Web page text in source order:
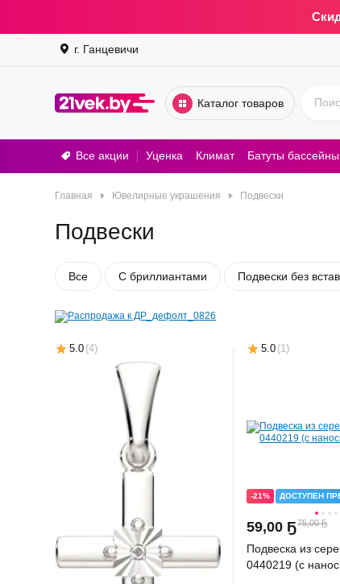
г. Ганцевичи
Каталог товаров
Все акции Уценка Климат Батуты бассейны
Подвески
Ювелирные украшения
Главная
Подвески
Все С бриллиантами Подвески без
5.0 (4) 5.0 (1)
-21% ДОСТУПЕН
59,00 Ҕ75,00 Ҕ
Подвеска из
0440219 (с